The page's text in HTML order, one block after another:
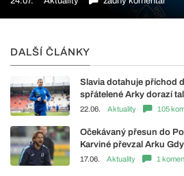
DALŠÍ ČLÁNKY
Slavia dotahuje příchod
spřátelené Arky dorazí
22.06. Aktuality 105
Očekávaný přesun do
Karviné převzal Arku
17.06. Aktuality 1